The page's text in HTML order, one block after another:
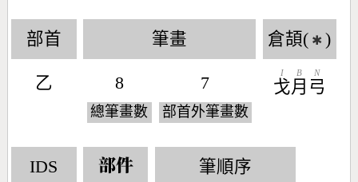
部首
乙
筆畫
8
總筆畫數
7
部首外筆畫數
倉頡( ✱ )
戈
I
月
B
弓
N
IDS 部件 筆順序